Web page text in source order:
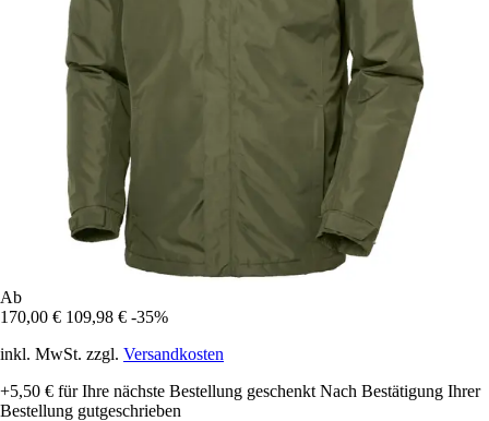
Ab
170,00 € 109,98 € -35%
inkl. MwSt. zzgl. Versandkosten
+5,50 € für Ihre nächste Bestellung geschenkt Nach Bestätigung Ihrer
Bestellung gutgeschrieben